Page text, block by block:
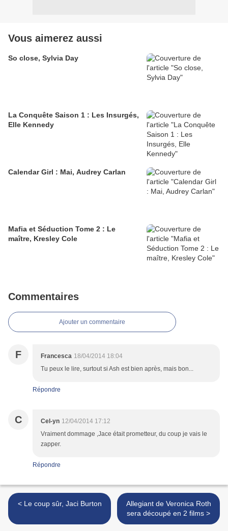
Vous aimerez aussi
So close, Sylvia Day
La Conquête Saison 1 : Les Insurgés,
Elle Kennedy
Calendar Girl : Mai, Audrey Carlan
Mafia et Séduction Tome 2 : Le
maître, Kresley Cole
Commentaires
Ajouter un commentaire
F Francesca 18/04/2014 18:04
Tu peux le lire, surtout si Ash est bien après, mais bon...
Répondre
C Cel-yn 12/04/2014 17:12
Vraiment dommage ,Jace était prometteur, du coup je vais le
zapper.
Répondre
< Le coup sûr, Jaci Burton
Allegiant de Veronica Roth
sera découpé en 2 films >